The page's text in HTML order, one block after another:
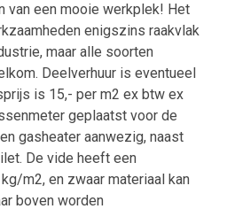
van een mooie werkplek! Het
enigszins raakvlak
maar alle soorten
Deelverhuur is eventueel
is 15,- per m2 ex btw ex
geplaatst voor de
gasheater aanwezig, naast
De vide heeft een
m2, en zwaar materiaal kan
boven worden